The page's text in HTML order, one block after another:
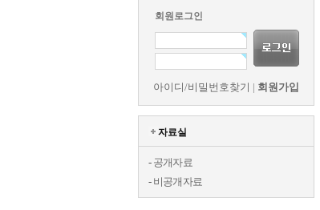
회원로그인
아이디/비밀번호찾기 | 회원가입
자료실
- 공개자료
- 비공개자료